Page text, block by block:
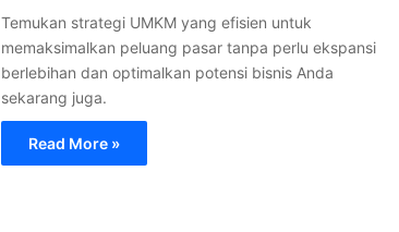
Temukan strategi UMKM yang efisien untuk
memaksimalkan peluang pasar tanpa perlu ekspansi
berlebihan dan optimalkan potensi bisnis Anda
sekarang juga.
Read More »